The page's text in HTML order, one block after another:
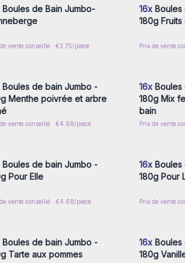
Boules de Bain Jumbo-
vente conseillé : €3.75/piece
16x
180g
Prix de vente
Connectez-vous ou inscrivez-
Boules de bain Jumbo -
Menthe poivrée et arbre
vente conseillé : €4.68/piece
16x
180g Mix
bain
Prix de vente
Connectez-vous ou inscrivez-
Boules de bain Jumbo -
Pour Elle
vente conseillé : €4.68/piece
16x
180g Pour
Prix de vente
Connectez-vous ou inscrivez-
Boules de bain Jumbo -
Tarte aux pommes
16x
180g